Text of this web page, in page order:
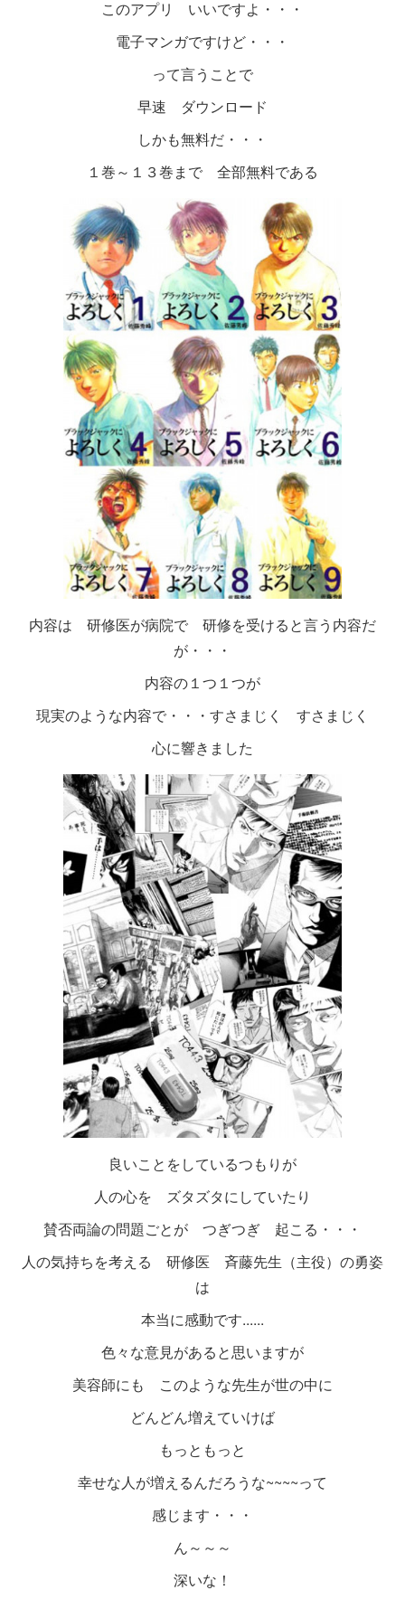
このアプリ いいですよ・・・
電子マンガですけど・・・
って言うことで
早速 ダウンロード
しかも無料だ・・・
１巻～１３巻まで 全部無料である
内容は 研修医が病院で 研修を受けると言う内容だ
が・・・
内容の１つ１つが
現実のような内容で・・・すさまじく すさまじく
心に響きました
良いことをしているつもりが
人の心を ズタズタにしていたり
賛否両論の問題ごとが つぎつぎ 起こる・・・
人の気持ちを考える 研修医 斉藤先生（主役）の勇姿
は
本当に感動です......
色々な意見があると思いますが
美容師にも このような先生が世の中に
どんどん増えていけば
もっともっと
幸せな人が増えるんだろうな~~~~って
感じます・・・
ん～～～
深いな！